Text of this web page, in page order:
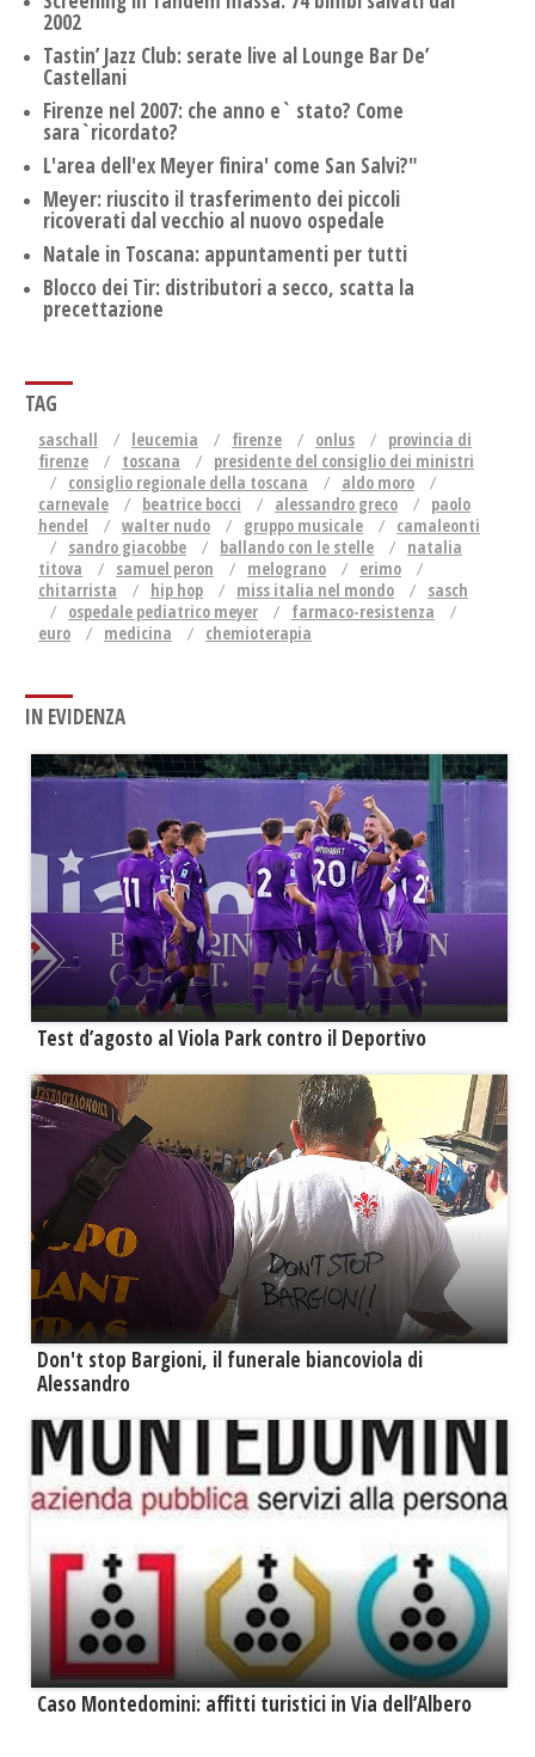
2002
Tastin’ Jazz Club: serate live al Lounge Bar De’
Castellani
Firenze nel 2007: che anno e` stato? Come
sara`ricordato?
L'area dell'ex Meyer finira' come San Salvi?"
Meyer: riuscito il trasferimento dei piccoli
ricoverati dal vecchio al nuovo ospedale
Natale in Toscana: appuntamenti per tutti
Blocco dei Tir: distributori a secco, scatta la
precettazione
TAG
saschall leucemia firenze onlus
provincia di
firenze
toscana
presidente del consiglio dei ministri
consiglio regionale della toscana
aldo moro
carnevale
beatrice bocci alessandro greco
paolo
hendel
walter nudo gruppo musicale
camaleonti
sandro giacobbe
ballando con le stelle
natalia
titova
samuel peron melograno
erimo
chitarrista
hip hop miss italia nel mondo
sasch
ospedale pediatrico meyer
farmaco-resistenza
euro
medicina chemioterapia
IN EVIDENZA
Test d’agosto al Viola Park contro il Deportivo
Don't stop Bargioni, il funerale biancoviola di
Alessandro
Caso Montedomini: affitti turistici in Via dell’Albero